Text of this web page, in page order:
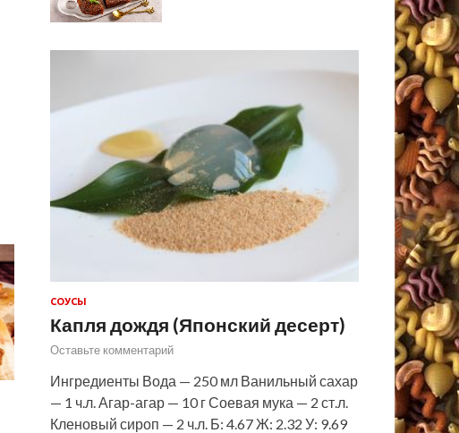
СОУСЫ
Капля дождя (Японский десерт)
Оставьте комментарий
Ингредиенты Вода — 250 мл Ванильный сахар
— 1 ч.л. Агар-агар — 10 г Соевая мука — 2 ст.л.
Кленовый сироп — 2 ч.л. Б: 4.67 Ж: 2.32 У: 9.69